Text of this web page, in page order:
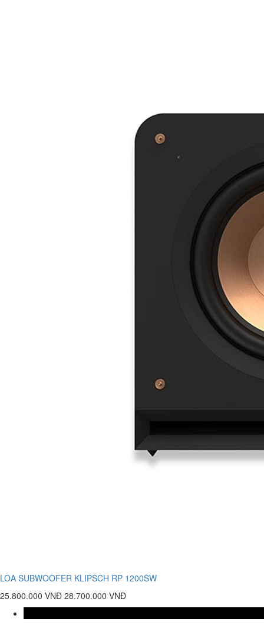
LOA SUBWOOFER KLIPSCH RP 1200SW
25.800.000 VNĐ 28.700.000 VNĐ